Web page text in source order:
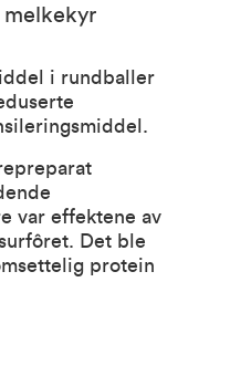
melkekyr
i rundballer
var effektene av
Det ble
protein